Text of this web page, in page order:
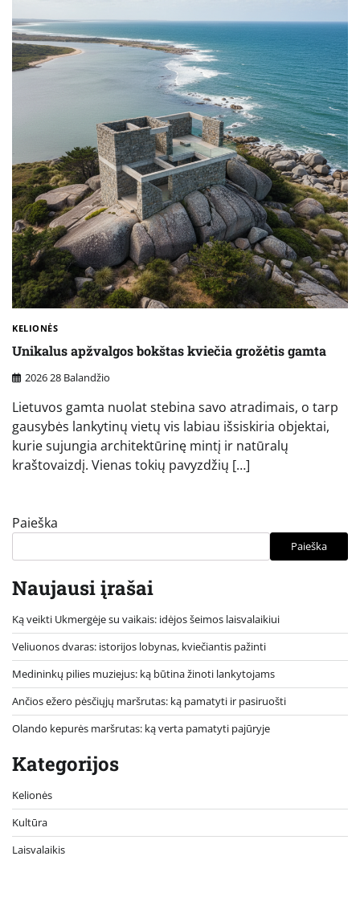
KELIONĖS
Unikalus apžvalgos bokštas kviečia grožėtis gamta
2026 28 Balandžio
Lietuvos gamta nuolat stebina savo atradimais, o tarp
gausybės lankytinų vietų vis labiau išsiskiria objektai,
kurie sujungia architektūrinę mintį ir natūralų
kraštovaizdį. Vienas tokių pavyzdžių […]
Paieška
Paieška
Naujausi įrašai
Ką veikti Ukmergėje su vaikais: idėjos šeimos laisvalaikiui
Veliuonos dvaras: istorijos lobynas, kviečiantis pažinti
Medininkų pilies muziejus: ką būtina žinoti lankytojams
Ančios ežero pėsčiųjų maršrutas: ką pamatyti ir pasiruošti
Olando kepurės maršrutas: ką verta pamatyti pajūryje
Kategorijos
Kelionės
Kultūra
Laisvalaikis